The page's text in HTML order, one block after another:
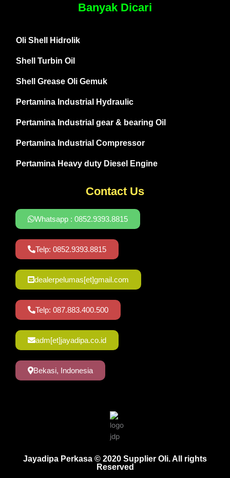
Banyak Dicari
Oli Shell Hidrolik
Shell Turbin Oil
Shell Grease Oli Gemuk
Pertamina Industrial Hydraulic
Pertamina Industrial gear & bearing Oil
Pertamina Industrial Compressor
Pertamina Heavy duty Diesel Engine
Contact Us
Whatsapp : 0852.9393.8815
Telp: 0852.9393.8815
dealerpelumas[et]gmail.com
Telp: 087.883.400.500
adm[et]jayadipa.co.id
Bekasi, Indonesia
Jayadipa Perkasa © 2020 Supplier Oli. All rights
Reserved